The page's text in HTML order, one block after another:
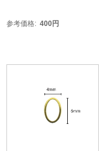
参考価格 400円